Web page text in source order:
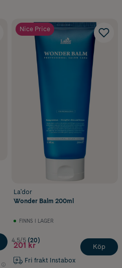
Nice Price
La'dor
Wonder Balm 200ml
FINNS I LAGER
4.5/5 (20)
201 kr
Fri frakt Instabox
Köp